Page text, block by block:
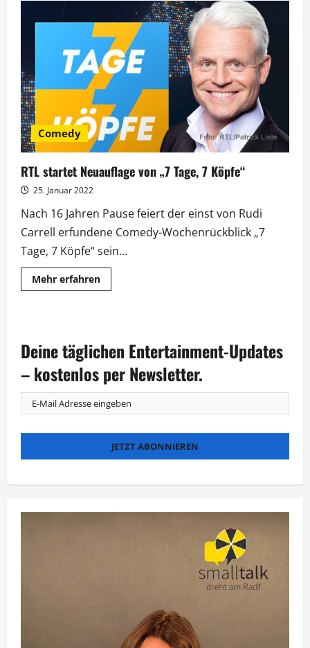
weiß
denn
sowas?“
zum
Staffelauftakt
Comedy
RTL startet Neuauflage von „7 Tage, 7 Köpfe“
25. Januar 2022
Nach 16 Jahren Pause feiert der einst von Rudi
Carrell erfundene Comedy-Wochenrückblick „7
Tage, 7 Köpfe“ sein...
Mehr erfahrenMehr
Informationen
„7
Tage,
Köpfe“
Deine täglichen Entertainment-Updates
– kostenlos per Newsletter.